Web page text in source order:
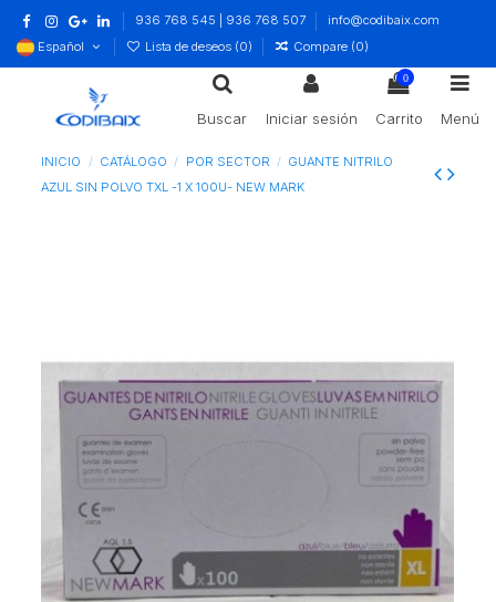
936 768 545 | 936 768 507
info@codibaix.com
Español
Lista de deseos (0) Compare (0)
Buscar Iniciar sesión
0
Carrito Menú
INICIO CATÁLOGO POR SECTOR
GUANTE NITRILO
AZUL SIN POLVO TXL -1 X 100U- NEW MARK